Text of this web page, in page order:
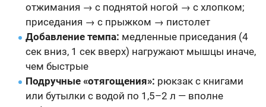
отжимания → с поднятой ногой → с хлопком;
приседания → с прыжком → пистолет
Добавление темпа: медленные приседания (4
сек вниз, 1 сек вверх) нагружают мышцы иначе,
чем быстрые
Подручные «отягощения»: рюкзак с книгами
или бутылки с водой по 1,5–2 л — вполне